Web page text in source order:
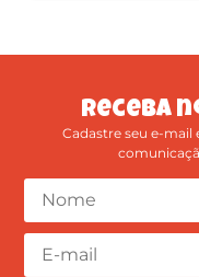
Receba
Cadastre seu e-mail